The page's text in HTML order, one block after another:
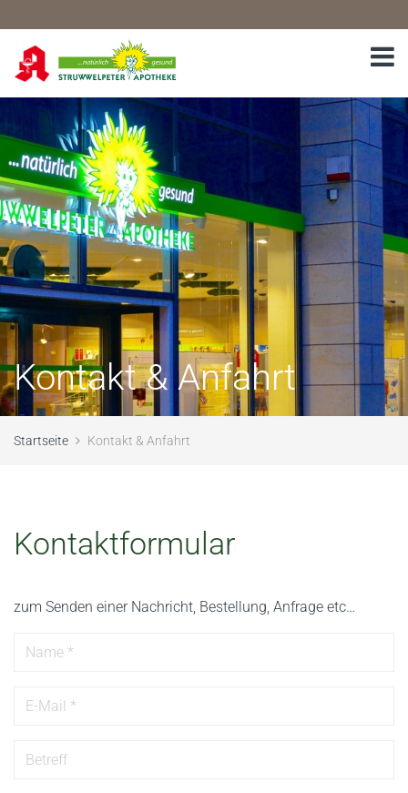
Kontakt & Anfahrt
Startseite Kontakt & Anfahrt
Kontaktformular
zum Senden einer Nachricht, Bestellung, Anfrage etc…